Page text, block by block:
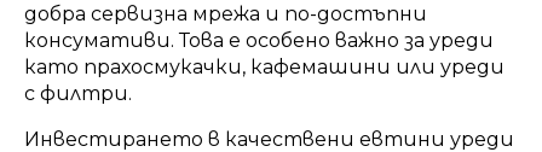
добра сервизна мрежа и по-достъпни
консумативи. Това е особено важно за уреди
като прахосмукачки, кафемашини или уреди
с филтри.
Инвестирането в качествени евтини уреди